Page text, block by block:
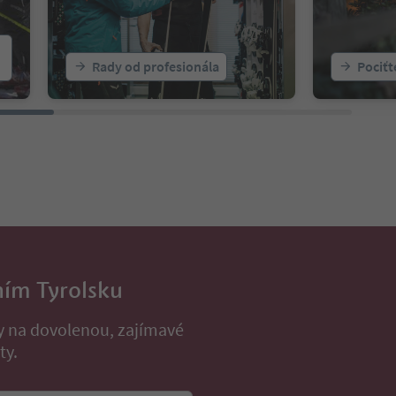
Rady od profesionála
Tyrolsku
na dovolenou, zajímavé